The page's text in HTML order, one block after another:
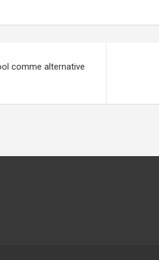
comme alternative